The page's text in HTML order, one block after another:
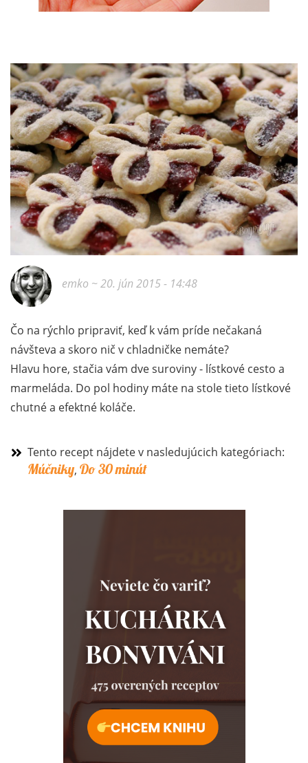
emko ~ 20. jún 2015 - 14:48
Čo na rýchlo pripraviť, keď k vám príde nečakaná
návšteva a skoro nič v chladničke nemáte?
Hlavu hore, stačia vám dve suroviny - lístkové cesto a
marmeláda. Do pol hodiny máte na stole tieto lístkové
chutné a efektné koláče.
Tento recept nájdete v nasledujúcich kategóriach:
Múčniky, Do 30 minút